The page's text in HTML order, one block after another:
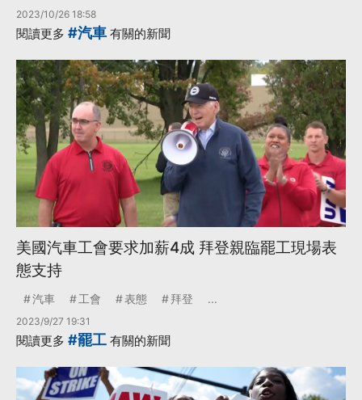
2023/10/26 18:58
閱讀更多 #汽車 有關的新聞
美國汽車工會要求加薪4成 拜登親臨罷工現場表
態支持
汽車 工會 表態 拜登 ...
2023/9/27 19:31
閱讀更多 #罷工 有關的新聞